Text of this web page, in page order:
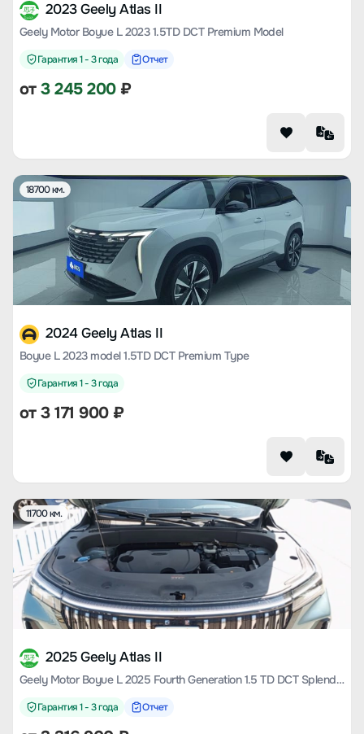
2023 Geely Atlas II
Geely Motor Boyue L 2023 1.5TD DCT Premium Model
Гарантия 1 - 3 года Отчет
от3 245 200₽
18700 км.
2024 Geely Atlas II
Boyue L 2023 model 1.5TD DCT Premium Type
Гарантия 1 - 3 года
от3 171 900₽
11700 км.
2025 Geely Atlas II
Geely Motor Boyue L 2025 Fourth Generation 1.5 TD DCT Splendid
Гарантия 1 - 3 года Отчет